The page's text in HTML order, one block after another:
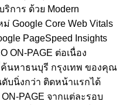
การ ด้วย Modern
Google Core Web Vitals
PageSpeed Insights
ON-PAGE ต่อเนื่อง
นหาธนบุรี กรุงเทพ ของคุณ
บนิ่งกว่า ติดหน้าแรกได้
PAGE จากแต่ละรอบ